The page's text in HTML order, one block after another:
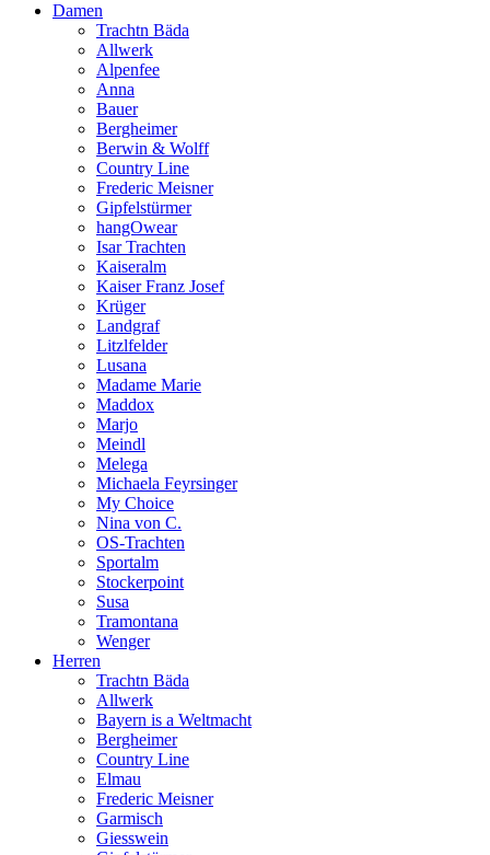
Damen
Trachtn Bäda
Allwerk
Alpenfee
Anna
Bauer
Bergheimer
Berwin & Wolff
Country Line
Frederic Meisner
Gipfelstürmer
hangOwear
Isar Trachten
Kaiseralm
Kaiser Franz Josef
Krüger
Landgraf
Litzlfelder
Lusana
Madame Marie
Maddox
Marjo
Meindl
Melega
Michaela Feyrsinger
My Choice
Nina von C.
OS-Trachten
Sportalm
Stockerpoint
Susa
Tramontana
Wenger
Herren
Trachtn Bäda
Allwerk
Bayern is a Weltmacht
Bergheimer
Country Line
Elmau
Frederic Meisner
Garmisch
Giesswein